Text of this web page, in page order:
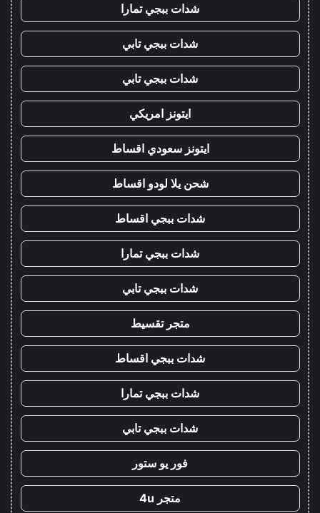
شدات ببجي تمارا
شدات ببجي تابي
شدات ببجي تابي
ايتونز امريكي
ايتونز سعودي اقساط
شحن يلا لودو اقساط
شدات ببجي اقساط
شدات ببجي تمارا
شدات ببجي تابي
متجر تقسيط
شدات ببجي اقساط
شدات ببجي تمارا
شدات ببجي تابي
فور يو ستور
متجر 4u